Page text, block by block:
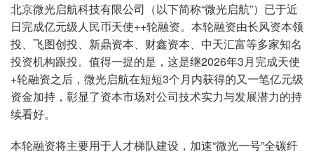
北京微光启航科技有限公司（以下简称“微光启航”）已于近
日完成亿元级人民币天使++轮融资。本轮融资由长风资本领
投、飞图创投、新鼎资本、财鑫资本、中天汇富等多家知名
投资机构跟投。值得一提的是，这是继2026年3月完成天使
+轮融资之后，微光启航在短短3个月内获得的又一笔亿元级
资金加持，彰显了资本市场对公司技术实力与发展潜力的持
续看好。
本轮融资将主要用于人才梯队建设，加速“微光一号”全碳纤